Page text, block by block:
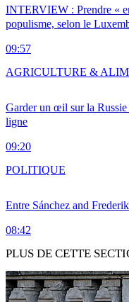
INTERVIEW : Prendre «
populisme, selon le
09:57
Garder un œil sur la
ligne
09:20
AGRICULTURE &
Entre Sánchez and
08:42
POLITIQUE
PLUS DE CETTE